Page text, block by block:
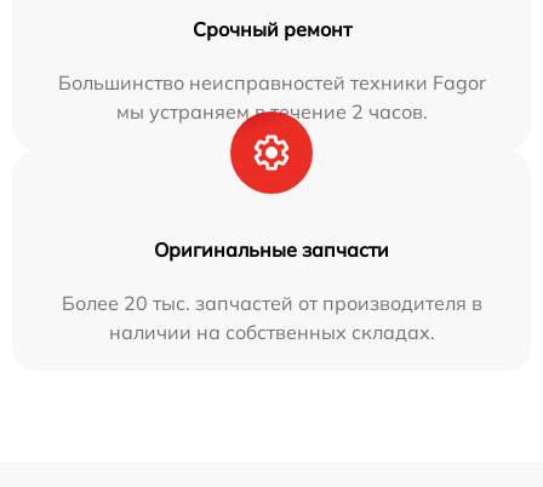
Срочный ремонт
Большинство неисправностей техники Fagor
мы устраняем в течение 2 часов.
Оригинальные запчасти
Более 20 тыс. запчастей от производителя в
наличии на собственных складах.